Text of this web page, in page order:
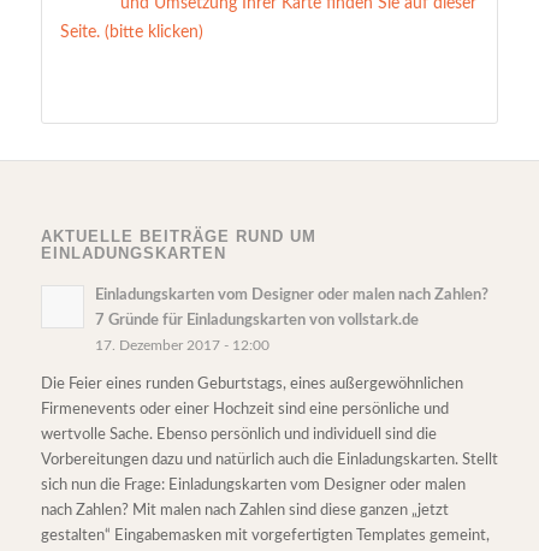
und Umsetzung Ihrer Karte finden Sie auf dieser
Seite. (bitte klicken)
AKTUELLE BEITRÄGE RUND UM
EINLADUNGSKARTEN
Einladungskarten vom Designer oder malen nach Zahlen?
7 Gründe für Einladungskarten von vollstark.de
17. Dezember 2017 - 12:00
Die Feier eines runden Geburtstags, eines außergewöhnlichen
Firmenevents oder einer Hochzeit sind eine persönliche und
wertvolle Sache. Ebenso persönlich und individuell sind die
Vorbereitungen dazu und natürlich auch die Einladungskarten. Stellt
sich nun die Frage: Einladungskarten vom Designer oder malen
nach Zahlen? Mit malen nach Zahlen sind diese ganzen „jetzt
gestalten“ Eingabemasken mit vorgefertigten Templates gemeint,